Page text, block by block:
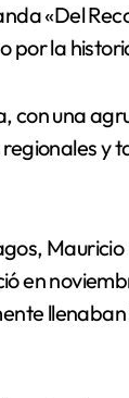
«Del
por la
con una
y
en